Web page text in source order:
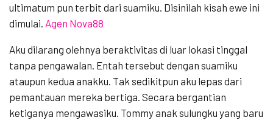
ultimatum pun terbit dari suamiku. Disinilah kisah ewe ini
dimulai. Agen Nova88
Aku dilarang olehnya beraktivitas di luar lokasi tinggal
tanpa pengawalan. Entah tersebut dengan suamiku
ataupun kedua anakku. Tak sedikitpun aku lepas dari
pemantauan mereka bertiga. Secara bergantian
ketiganya mengawasiku. Tommy anak sulungku yang baru